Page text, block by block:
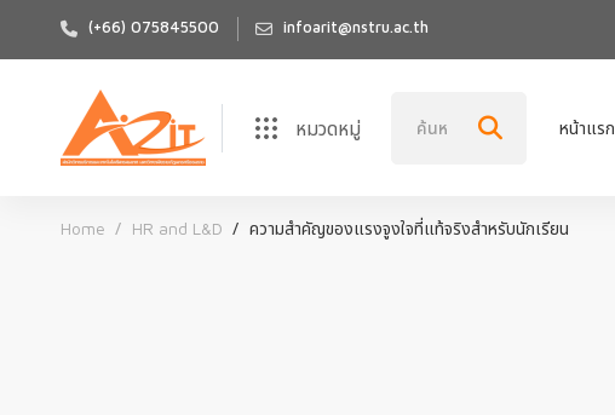
(+66) 075845500 infoarit@nstru.ac.th
หมวดหมู่ หน้าแรก
Home HR and L&D ความสําคัญของแรงจูงใจที่แท้จริงสําหรับนักเรียน